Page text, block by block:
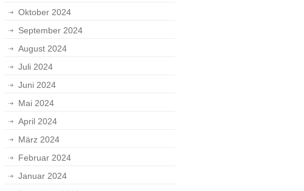
Oktober 2024
September 2024
August 2024
Juli 2024
Juni 2024
Mai 2024
April 2024
März 2024
Februar 2024
Januar 2024